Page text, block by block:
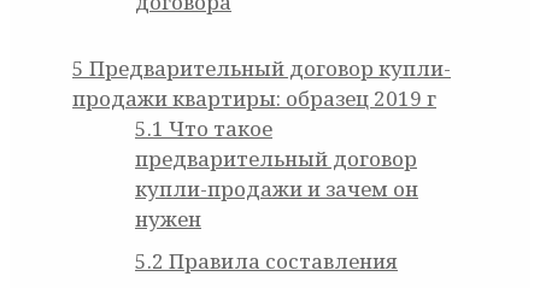
5 Предварительный договор купли-
продажи квартиры: образец 2019 г
5.1 Что такое
предварительный договор
купли-продажи и зачем он
нужен
5.2 Правила составления